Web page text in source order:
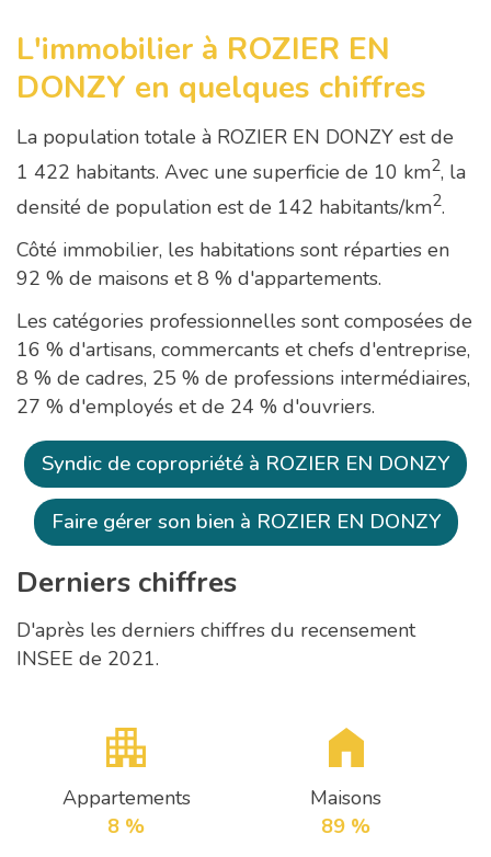
L'immobilier à ROZIER EN
DONZY en quelques chiffres
La population totale à ROZIER EN DONZY est de
1 422 habitants. Avec une superficie de 10 km2, la
densité de population est de 142 habitants/km2.
Côté immobilier, les habitations sont réparties en
92 % de maisons et 8 % d'appartements.
Les catégories professionnelles sont composées de
16 % d'artisans, commercants et chefs d'entreprise,
8 % de cadres, 25 % de professions intermédiaires,
27 % d'employés et de 24 % d'ouvriers.
Syndic de copropriété à ROZIER EN DONZY
Faire gérer son bien à ROZIER EN DONZY
Derniers chiffres
D'après les derniers chiffres du recensement
INSEE de 2021.
Appartements
8 %
Maisons
89 %